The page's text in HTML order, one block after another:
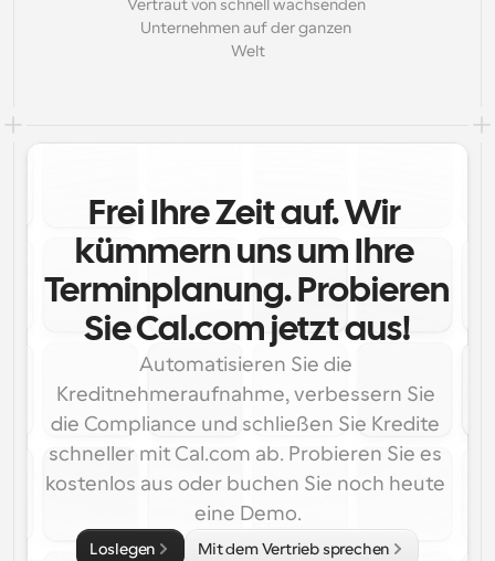
Vertraut von schnell wachsenden
Unternehmen auf der ganzen
Welt
Frei Ihre Zeit auf. Wir
kümmern uns um Ihre
Terminplanung. Probieren
Sie Cal.com jetzt aus!
Automatisieren Sie die
Kreditnehmeraufnahme, verbessern Sie
die Compliance und schließen Sie Kredite
schneller mit Cal.com ab. Probieren Sie es
kostenlos aus oder buchen Sie noch heute
eine Demo.
Loslegen Mit dem Vertrieb sprechen